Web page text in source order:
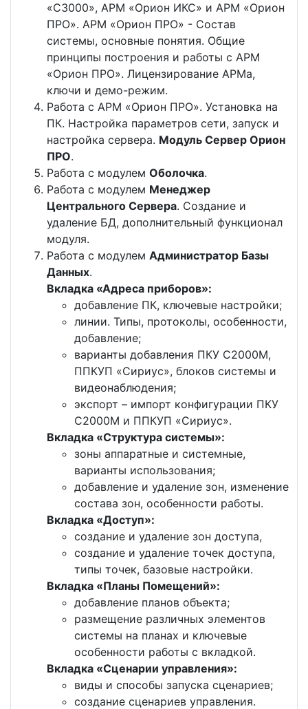
«С3000», АРМ «Орион ИКС» и АРМ «Орион
ПРО». АРМ «Орион ПРО» - Состав
системы, основные понятия. Общие
принципы построения и работы с АРМ
«Орион ПРО». Лицензирование АРМа,
ключи и демо-режим.
Работа с АРМ «Орион ПРО». Установка на
ПК. Настройка параметров сети, запуск и
настройка сервера. Модуль Сервер Орион
ПРО.
Работа с модулем Оболочка.
Работа с модулем Менеджер
Центрального Сервера. Создание и
удаление БД, дополнительный функционал
модуля.
Работа с модулем Администратор Базы
Данных.
Вкладка «Адреса приборов»:
добавление ПК, ключевые настройки;
линии. Типы, протоколы, особенности,
добавление;
варианты добавления ПКУ С2000М,
ППКУП «Сириус», блоков системы и
видеонаблюдения;
экспорт – импорт конфигурации ПКУ
С2000М и ППКУП «Сириус».
Вкладка «Структура системы»:
зоны аппаратные и системные,
варианты использования;
добавление и удаление зон, изменение
состава зон, особенности работы.
Вкладка «Доступ»:
создание и удаление зон доступа,
создание и удаление точек доступа,
типы точек, базовые настройки.
Вкладка «Планы Помещений»:
добавление планов объекта;
размещение различных элементов
системы на планах и ключевые
особенности работы с вкладкой.
Вкладка «Сценарии управления»:
виды и способы запуска сценариев;
создание сценариев управления.